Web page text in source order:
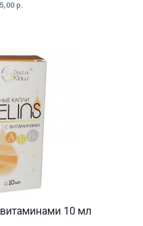
р.
10 мл